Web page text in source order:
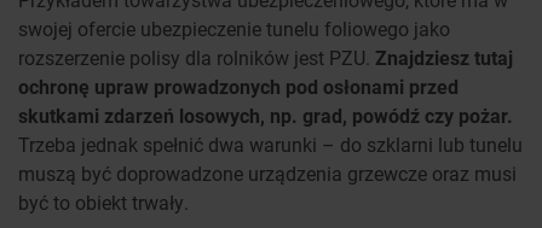
swojej ofercie ubezpieczenie tunelu foliowego jako
rozszerzenie polisy dla rolników jest PZU. Znajdziesz tutaj
ochronę upraw prowadzonych pod osłonami przed
skutkami zdarzeń losowych, np. grad, powódź czy pożar.
Trzeba jednak spełnić dwa warunki – do szklarni lub tunelu
muszą być doprowadzone urządzenia grzewcze oraz musi
być to obiekt trwały.